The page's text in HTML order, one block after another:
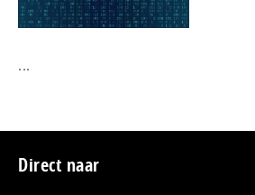
...
Footer
Direct naar